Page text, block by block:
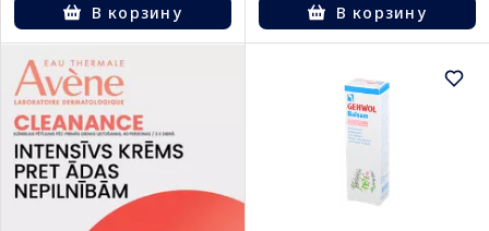
В корзину В корзину